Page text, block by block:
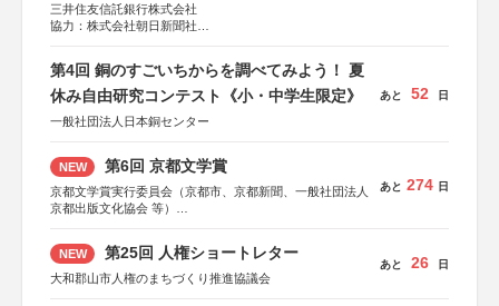
三井住友信託銀行株式会社
協力：株式会社朝日新聞社
第4回 銅のすごいちからを調べてみよう！ 夏
休み自由研究コンテスト《小・中学生限定》
一般社団法人日本銅センター
あと 52 日
NEW 第6回 京都文学賞
京都文学賞実行委員会（京都市、京都新聞、一般社団法人
京都出版文化協会 等）
KADOKAWA、河出書房新社、幻冬舎、講談社、光文社、
集英社、小学館、祥伝社、新潮社、淡交社、ちいさいミシ
マ社、徳間書店、早川書房、PHP研究所、双葉社、文藝春
あと 274 日
NEW 第25回 人権ショートレター
大和郡山市人権のまちづくり推進協議会
あと 26 日